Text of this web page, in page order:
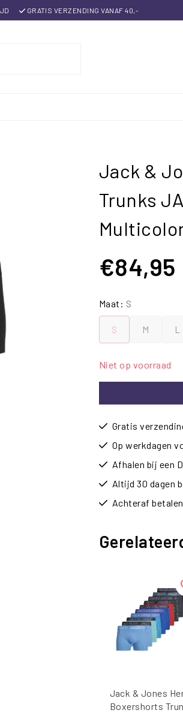
GRATIS VERZENDING VANAF 40,-
Jack &
Trunks
€84,95
Maat: S
S M L
Niet op voorraad
Gratis
Op werkdagen
Afhalen bij een
Altijd 30 dagen
Achteraf
Jack & Jones
Boxershorts